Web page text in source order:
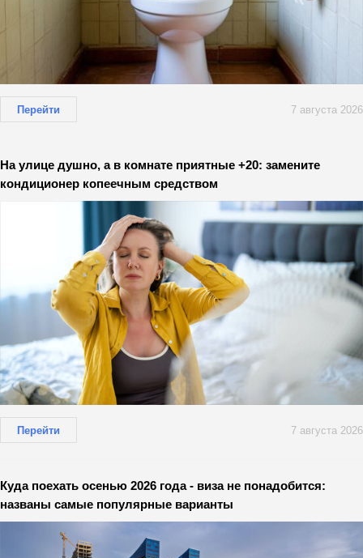
Перейти 7 августа 2026
На улице душно, а в комнате приятные +20: замените
кондиционер копеечным средством
Перейти 7 августа 2026
Куда поехать осенью 2026 года - виза не понадобится:
названы самые популярные варианты